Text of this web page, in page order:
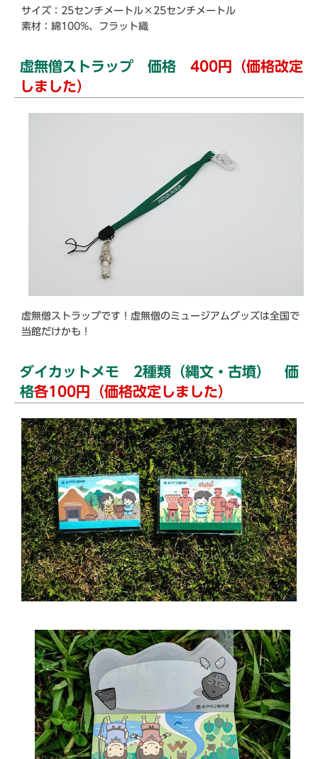
サイズ：25センチメートル×25センチメートル
素材：綿100%、フラット織
虚無僧ストラップ 価格 400円（価格改定
しました）
虚無僧ストラップです！虚無僧のミュージアムグッズは全国で
当館だけかも！
ダイカットメモ 2種類（縄文・古墳） 価
格各100円（価格改定しました）